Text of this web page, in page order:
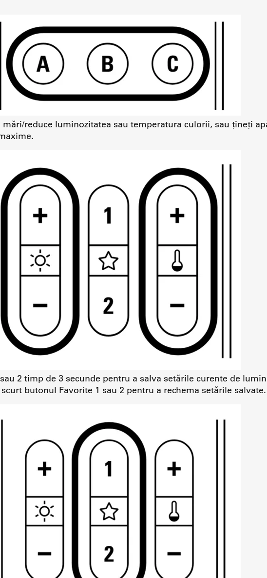
reduce luminozitatea sau temperatura culorii, sau țineți
2 timp de 3 secunde pentru a salva setările curente de
butonul Favorite 1 sau 2 pentru a rechema setările salvate.